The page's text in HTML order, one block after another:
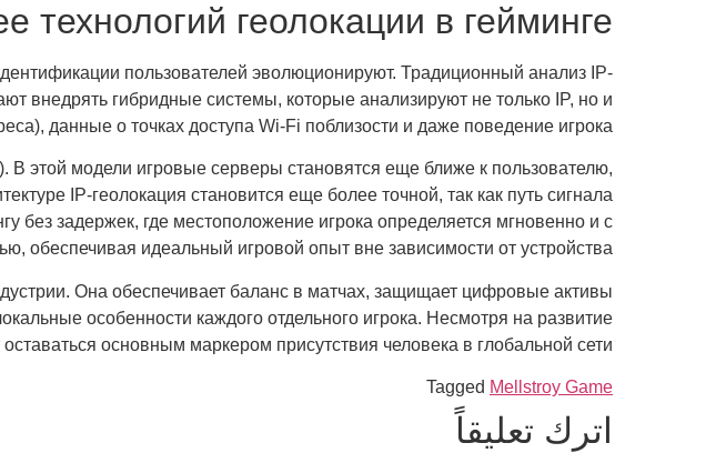
технологий геолокации в гейминге
пользователей эволюционируют. Традиционный анализ IP-
внедрять гибридные системы, которые анализируют не только IP, но и
данные о точках доступа Wi-Fi поблизости и даже поведение игрока.
В этой модели игровые серверы становятся еще ближе к пользователю,
IP-геолокация становится еще более точной, так как путь сигнала
без задержек, где местоположение игрока определяется мгновенно и с
обеспечивая идеальный игровой опыт вне зависимости от устройства.
Она обеспечивает баланс в матчах, защищает цифровые активы
особенности каждого отдельного игрока. Несмотря на развитие
основным маркером присутствия человека в глобальной сети.
Tagged Mellstroy Game
اترك تعليقاً